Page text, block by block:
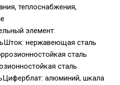
теплоснабжения,
элемент:
нержавеющая сталь
сталь
сталь
алюминий, шкала